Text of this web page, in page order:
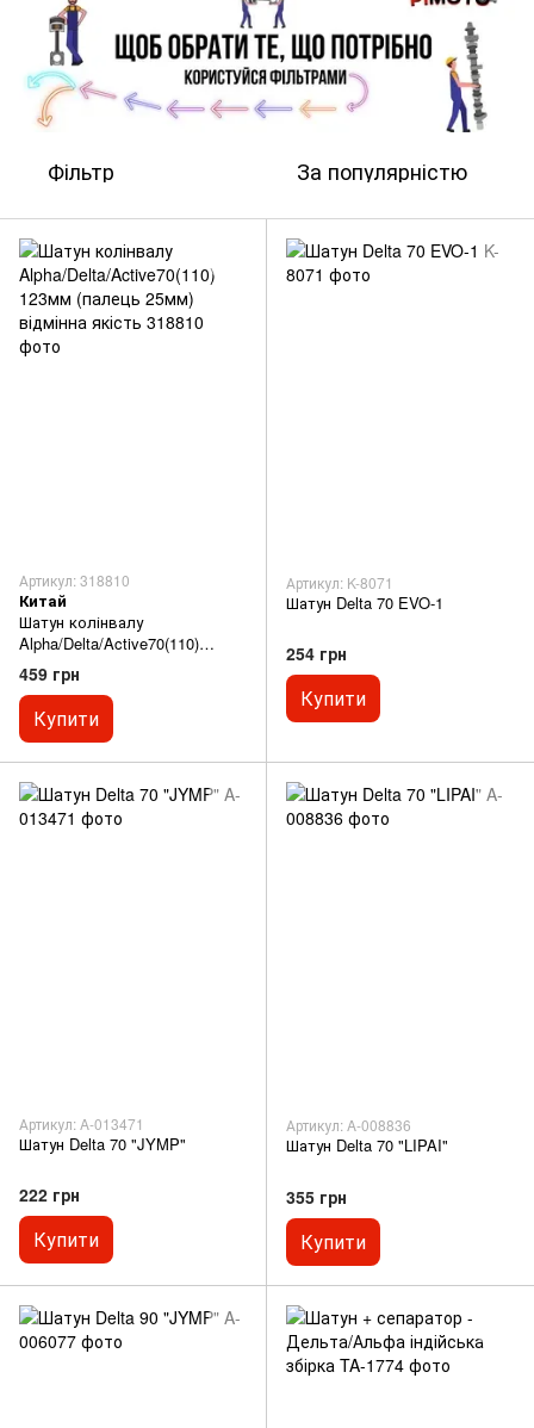
Фільтр За популярністю
Артикул: 318810
Китай
Шатун колінвалу
Alpha/Delta/Active70(110)
123мм (палець 25мм) відмінна
якість
459 грн
Купити
Артикул: K-8071
Шатун Delta 70 EVO-1
254 грн
Купити
Артикул: A-013471
Шатун Delta 70 "JYMP"
222 грн
Купити
Артикул: A-008836
Шатун Delta 70 "LIPAI"
355 грн
Купити